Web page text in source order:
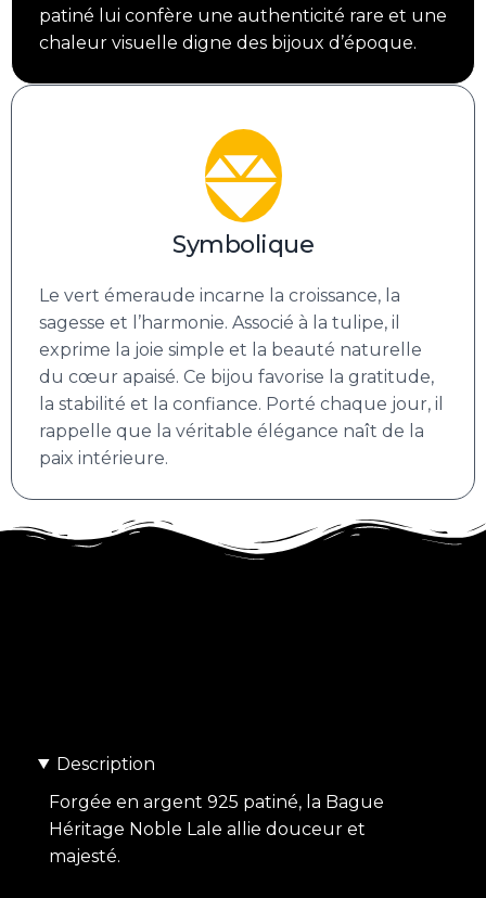
patiné lui confère une authenticité rare et une
chaleur visuelle digne des bijoux d’époque.
Symbolique
Le vert émeraude incarne la croissance, la
sagesse et l’harmonie. Associé à la tulipe, il
exprime la joie simple et la beauté naturelle
du cœur apaisé. Ce bijou favorise la gratitude,
la stabilité et la confiance. Porté chaque jour, il
rappelle que la véritable élégance naît de la
paix intérieure.
Description
Forgée en argent 925 patiné, la Bague
Héritage Noble Lale allie douceur et
majesté.